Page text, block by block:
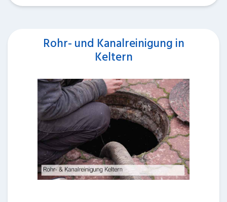
Rohr- und Kanalreinigung in
Keltern